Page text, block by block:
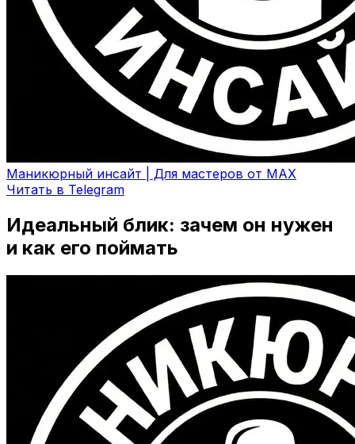
Маникюрный инсайт | Для мастеров от MAX
Читать в Telegram
Идеальный блик: зачем он нужен
и как его поймать